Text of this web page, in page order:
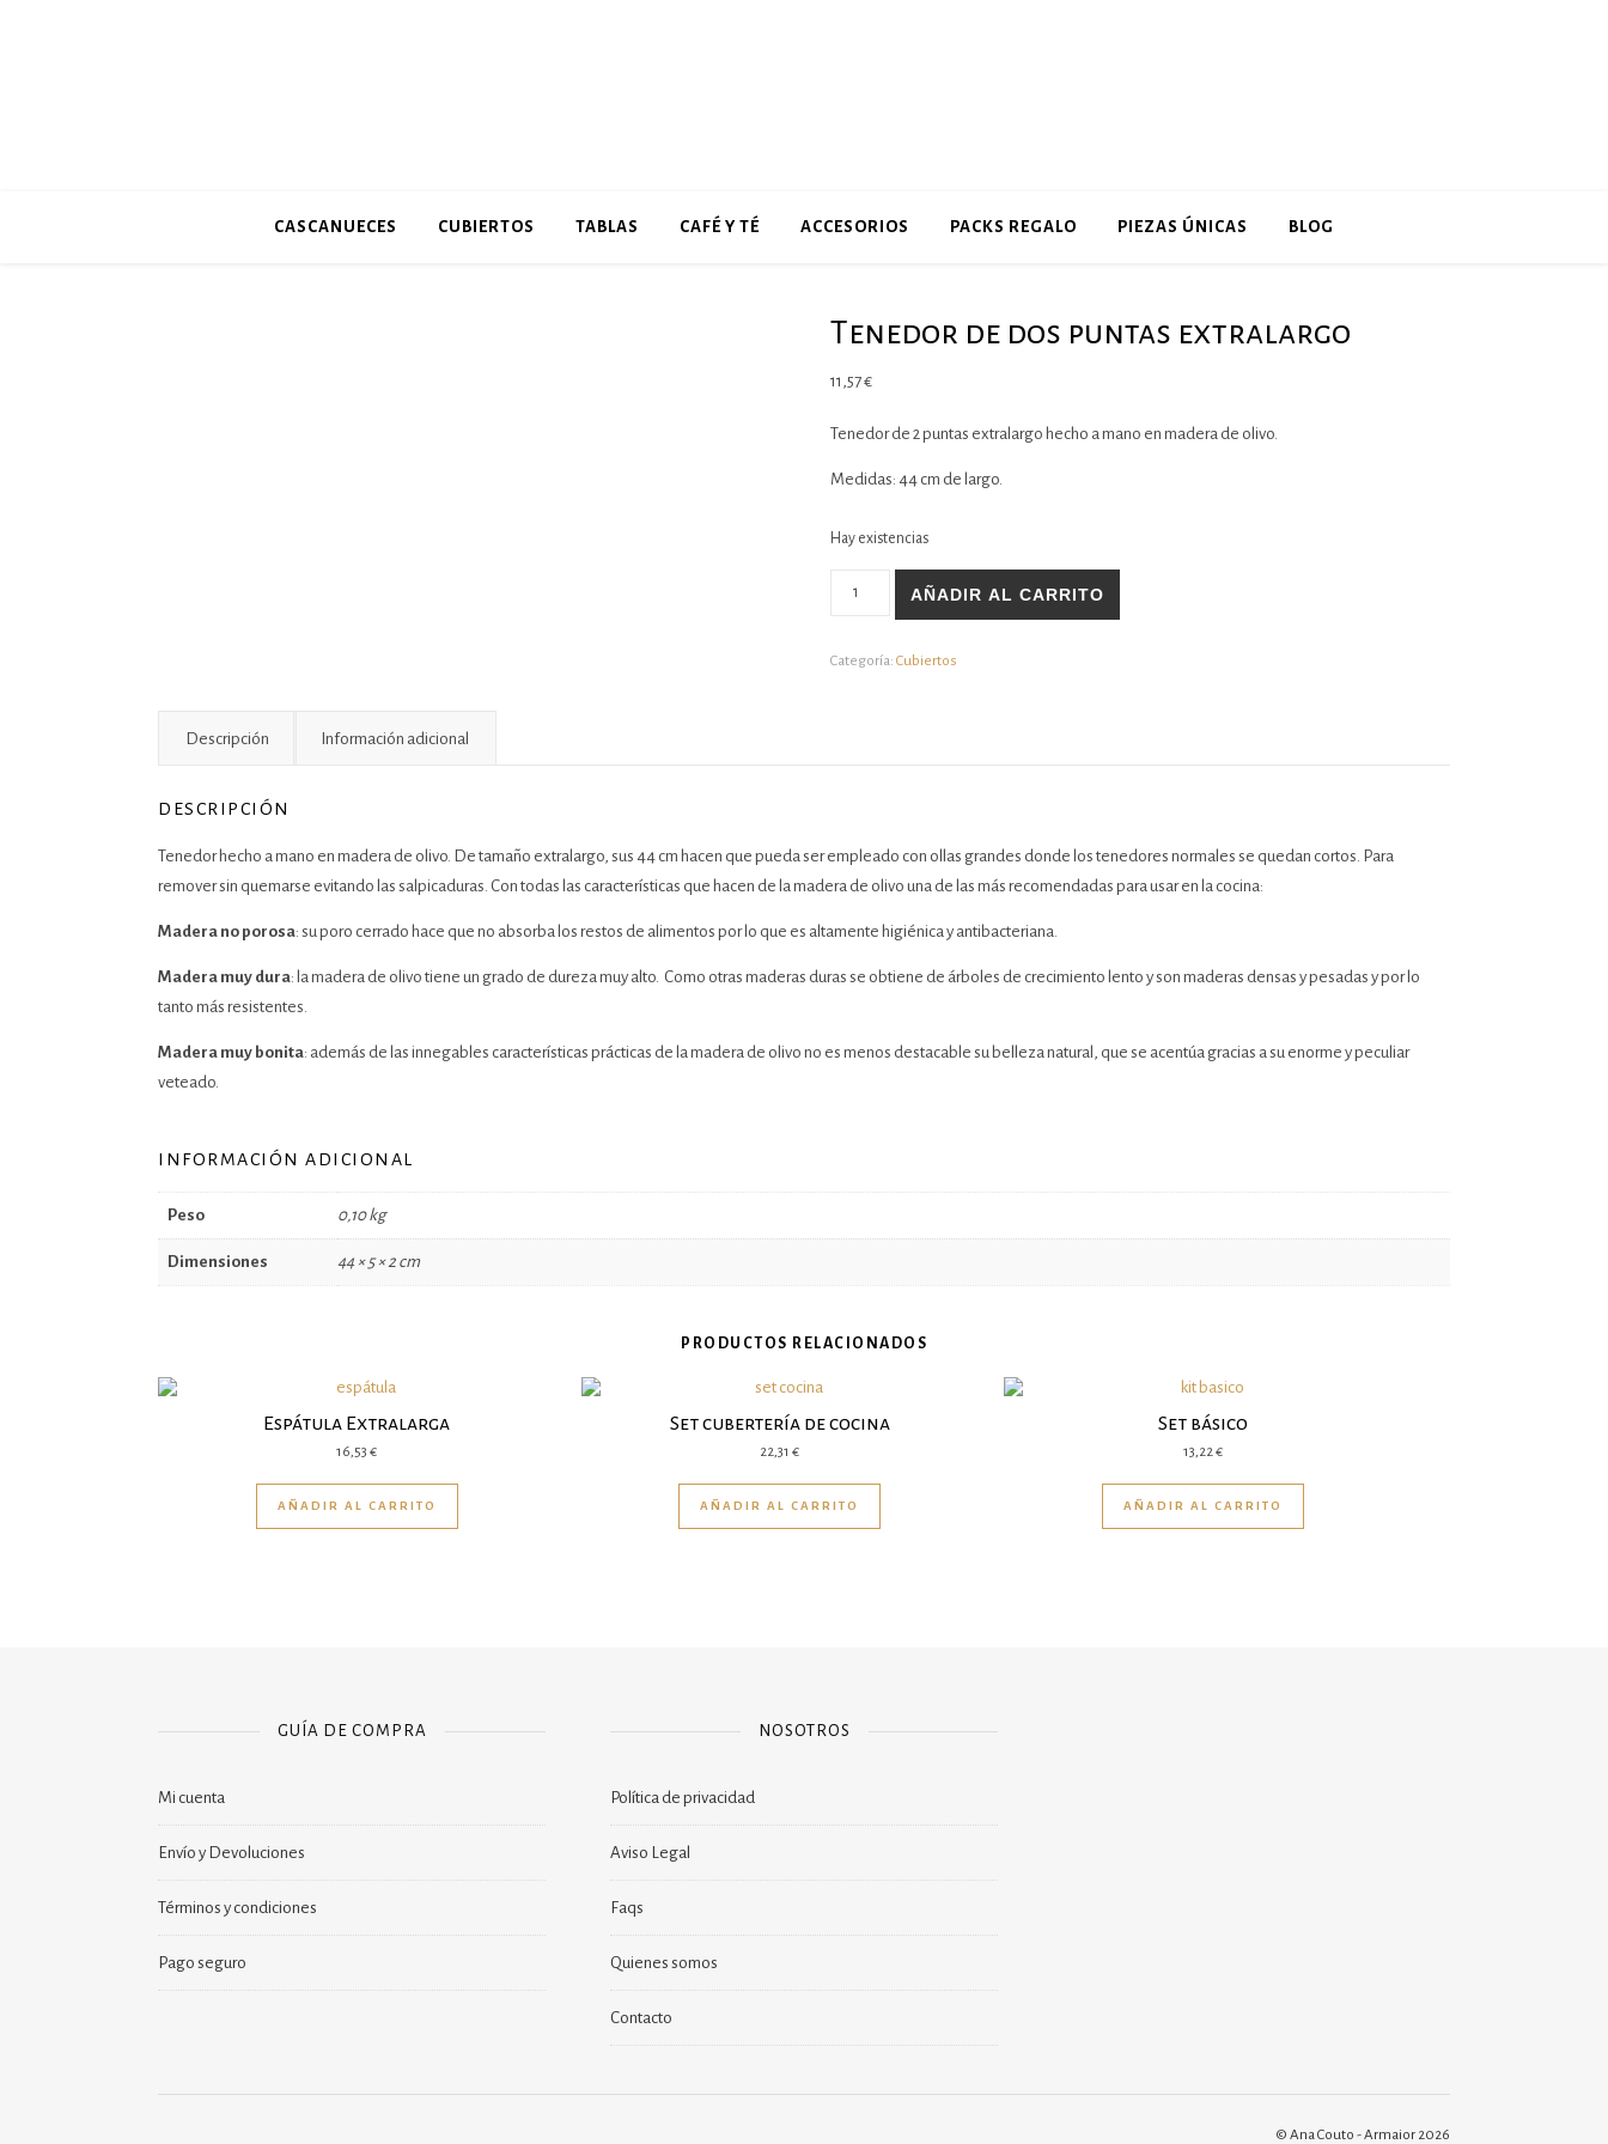
CASCANUECES CUBIERTOS TABLAS CAFÉ Y TÉ ACCESORIOS PACKS REGALO PIEZAS ÚNICAS BLOG
Tenedor de dos puntas extralargo
11,57€
Tenedor de 2 puntas extralargo hecho a mano en madera de olivo.
Medidas: 44 cm de largo.
Hay existencias
AÑADIR AL CARRITO
Categoría: Cubiertos
Descripción Información adicional
DESCRIPCIÓN
Tenedor hecho a mano en madera de olivo. De tamaño extralargo, sus 44 cm hacen que pueda ser empleado con ollas grandes donde los tenedores normales se quedan cortos. Para
remover sin quemarse evitando las salpicaduras. Con todas las características que hacen de la madera de olivo una de las más recomendadas para usar en la cocina:
Madera no porosa: su poro cerrado hace que no absorba los restos de alimentos por lo que es altamente higiénica y antibacteriana.
Madera muy dura: la madera de olivo tiene un grado de dureza muy alto. Como otras maderas duras se obtiene de árboles de crecimiento lento y son maderas densas y pesadas y por lo
tanto más resistentes.
Madera muy bonita: además de las innegables características prácticas de la madera de olivo no es menos destacable su belleza natural, que se acentúa gracias a su enorme y peculiar
veteado.
INFORMACIÓN ADICIONAL
Peso 0,10 kg
Dimensiones 44 × 5 × 2 cm
PRODUCTOS RELACIONADOS
Espátula Extralarga
16,53€
AÑADIR AL CARRITO
Set cubertería de cocina
22,31€
AÑADIR AL CARRITO
Set básico
13,22€
AÑADIR AL CARRITO
GUÍA DE COMPRA
Mi cuenta
Envío y Devoluciones
Términos y condiciones
Pago seguro
NOSOTROS
Política de privacidad
Aviso Legal
Faqs
Quienes somos
Contacto
© Ana Couto - Armaior 2026